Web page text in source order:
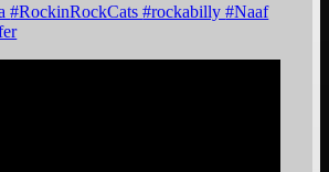
#RockinRockCats#rockabilly#Naaf